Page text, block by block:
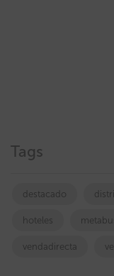
Tags
destacado
hoteles
vendadirecta